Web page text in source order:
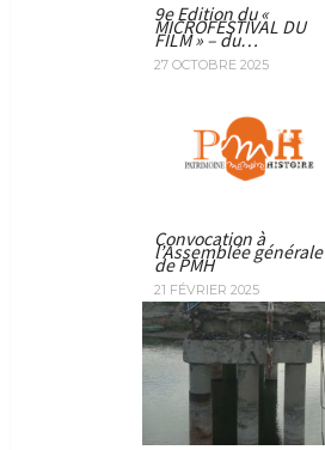
9e Edition du «
MICROFESTIVAL DU
FILM » – du…
27 OCTOBRE 2025
Convocation à
l’Assemblée générale
de PMH
21 FÉVRIER 2025